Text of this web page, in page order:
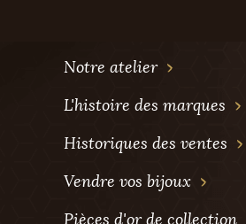
Notre atelier
L'histoire des marques
Historiques des ventes
Vendre vos bijoux
Pièces d'or de collection